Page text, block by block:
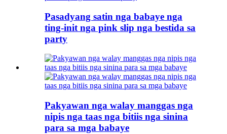
Pasadyang satin nga babaye nga
ting-init nga pink slip nga bestida sa
party
Pakyawan nga walay manggas nga
nipis nga taas nga bitiis nga sinina
para sa mga babaye